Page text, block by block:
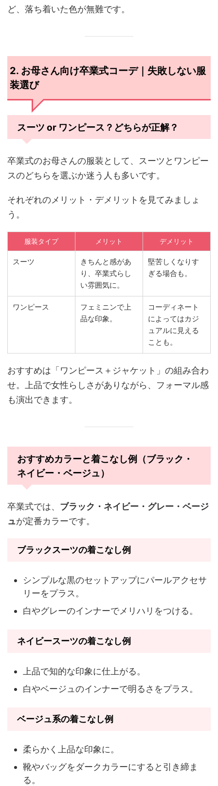
ど、落ち着いた色が無難です。
2. お母さん向け卒業式コーデ｜失敗しない服
装選び
スーツ or ワンピース？どちらが正解？
卒業式のお母さんの服装として、スーツとワンピー
スのどちらを選ぶか迷う人も多いです。
それぞれのメリット・デメリットを見てみましょ
う。
服装タイプ メリット デメリット
スーツ
きちんと感があ
り、卒業式らし
い雰囲気に。
堅苦しくなりす
ぎる場合も。
ワンピース
フェミニンで上
品な印象。
コーディネート
によってはカジ
ュアルに見える
ことも。
おすすめは「ワンピース＋ジャケット」の組み合わ
せ。上品で女性らしさがありながら、フォーマル感
も演出できます。
おすすめカラーと着こなし例（ブラック・
ネイビー・ベージュ）
卒業式では、 ブラック・ネイビー・グレー・ベージ
ュが定番カラーです。
ブラックスーツの着こなし例
シンプルな黒のセットアップにパールアクセサ
リーをプラス。
白やグレーのインナーでメリハリをつける。
ネイビースーツの着こなし例
上品で知的な印象に仕上がる。
白やベージュのインナーで明るさをプラス。
ベージュ系の着こなし例
柔らかく上品な印象に。
靴やバッグをダークカラーにすると引き締ま
る。